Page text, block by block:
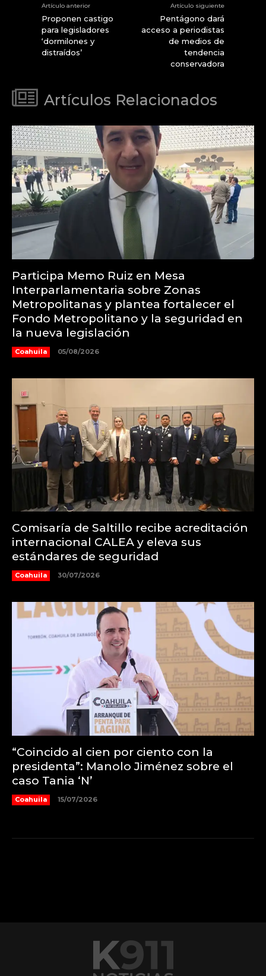
Artículo anterior
Proponen castigo
para legisladores
‘dormilones y
distraídos’
Artículo siguiente
Pentágono dará
acceso a periodistas
de medios de
tendencia
conservadora
Artículos Relacionados
Participa Memo Ruiz en Mesa
Interparlamentaria sobre Zonas
Metropolitanas y plantea fortalecer el
Fondo Metropolitano y la seguridad en
la nueva legislación
Coahuila 05/08/2026
Comisaría de Saltillo recibe acreditación
internacional CALEA y eleva sus
estándares de seguridad
Coahuila 30/07/2026
“Coincido al cien por ciento con la
presidenta”: Manolo Jiménez sobre el
caso Tania ‘N’
Coahuila 15/07/2026